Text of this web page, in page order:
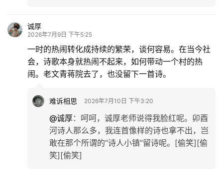
诚厚
2026年7月9日 下午5:25
一时的热闹转化成持续的繁荣，谈何容易。在当今社
会，诗歌本身就热闹不起来，如何带动一个村的热
闹。老文青蒋院去了，也没留下一首诗。
难诉相思 2026年7月10日 下午3:20
@诚厚： 呵呵，诚厚老师说得我脸红呢。卯酉
河诗人那么多，我连首像样的诗也拿不出，岂
敢在那个所谓的“诗人小镇”留诗呢。[偷笑][偷
笑][偷笑]